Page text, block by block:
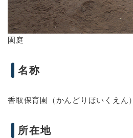
園庭
名称
香取保育園（かんどりほいくえん）
所在地